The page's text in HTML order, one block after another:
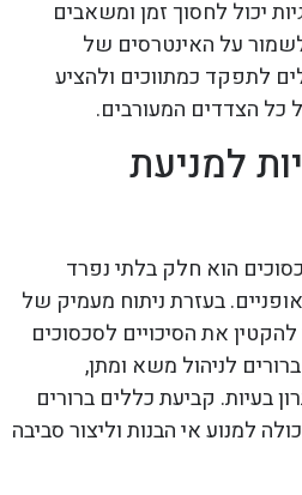
יכול לחסוך זמן ומשאבים
לשמור על האינטרסים של
לתפקד כמתווכים ולהציע
כל הצדדים המעורבים.
למניעת
הוא חלק בלתי נפרד
בעזרת ניתוח מעמיק של
את הסיכויים לסכסוכים
לניהול משא ומתן,
בעיות. קביעת כללים ברורים
למנוע אי הבנות וליצור סביבה